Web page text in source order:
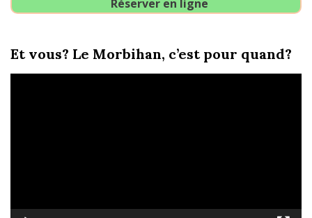
Réserver en ligne
Et vous? Le Morbihan, c’est pour quand?